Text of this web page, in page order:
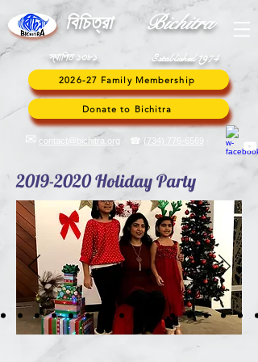
বিচিত্রা Bichitra
স্থাপিত ১৩৮১ Established 1974
2026-27 Family Membership
Donate to Bichitra
✉︎ contact@bichitra.org ∙ ☎ (734) 776 -6569 ∙
2019-2020Holiday Party